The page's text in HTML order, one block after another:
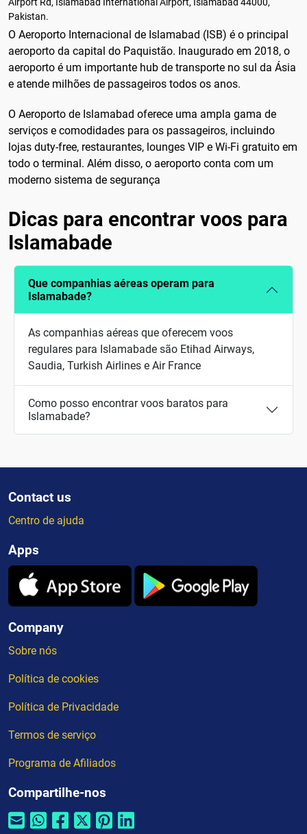
Airport Rd, Islamabad International Airport, Islamabad 44000,
Pakistan.
O Aeroporto Internacional de Islamabad (ISB) é o principal
aeroporto da capital do Paquistão. Inaugurado em 2018, o
aeroporto é um importante hub de transporte no sul da Ásia
e atende milhões de passageiros todos os anos.
O Aeroporto de Islamabad oferece uma ampla gama de
serviços e comodidades para os passageiros, incluindo
lojas duty-free, restaurantes, lounges VIP e Wi-Fi gratuito em
todo o terminal. Além disso, o aeroporto conta com um
moderno sistema de segurança
Dicas para encontrar voos para
Islamabade
Que companhias aéreas operam para
Islamabade?
As companhias aéreas que oferecem voos
regulares para Islamabade são Etihad Airways,
Saudia, Turkish Airlines e Air France
Como posso encontrar voos baratos para
Islamabade?
Contact us
Centro de ajuda
Apps
Company
Sobre nós
Política de cookies
Política de Privacidade
Termos de serviço
Programa de Afiliados
Compartilhe-nos